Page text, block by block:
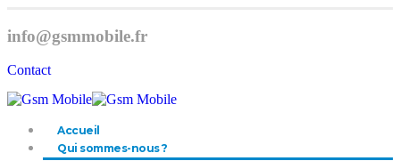
info@gsmmobile.fr
Contact
Accueil
Qui sommes-nous ?